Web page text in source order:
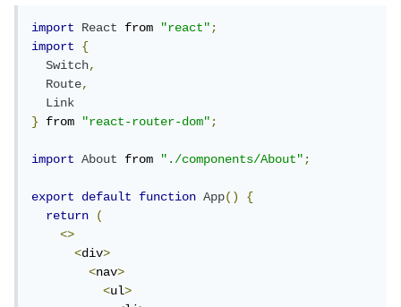
import React from "react";
import
{
Switch,
Route,
Link
}
from "react-router-dom";
import About from "./components/About";
export default function App()
{
return
(
<>
<div>
<nav>
<ul>